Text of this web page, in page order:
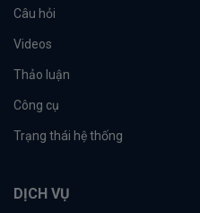
Câu hỏi
Videos
Thảo luận
Công cụ
Trạng thái hệ thống
DỊCH VỤ